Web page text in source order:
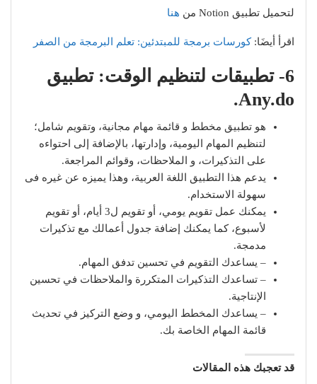
لتحميل تطبيق Notion من هنا
اقرأ أيضَا:كورسات برمجة للمبتدئين: تعلم البرمجة من الصفر
6- تطبيقات لتنظيم الوقت: تطبيق
Any.do.
هو تطبيق مخطط و قائمة مهام مجانية، وتقويم شامل؛
لتنظيم المهام اليومية، وإدارتها، بالإضافة إلى احتواءه
على التذكيرات، و الملاحظات، وقوائم المراجعة.
يدعم هذا التطبيق اللغة العربية، وهذا يميزه عن غيره فى
سهولة الاستخدام.
يمكنك عمل تقويم يومي، أو تقويم ل3 أيام، أو تقويم
لأسبوع، كما يمكنك إضافة جدول أعمالك مع تذكيرات
مدمجة.
– يساعدك التقويم في تحسين تدفق المهام.
– تساعدك التذكيرات المتكررة والملاحظات في تحسين
الإنتاجية.
– يساعدك المخطط اليومي، و وضع التركيز في تحديث
قائمة المهام الخاصة بك.
قد تعجبك هذه المقالات